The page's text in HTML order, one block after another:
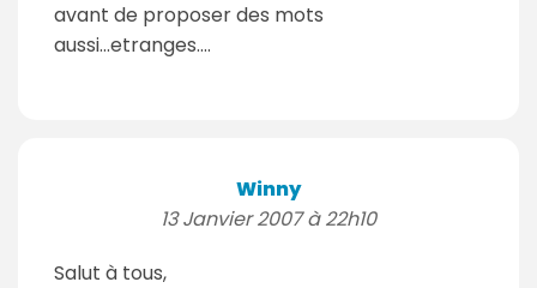
avant de proposer des mots
aussi...etranges....
Winny
13 Janvier 2007 à 22h10
Salut à tous,